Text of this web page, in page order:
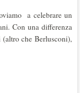
a celebrare un
Con una differenza
che Berlusconi),